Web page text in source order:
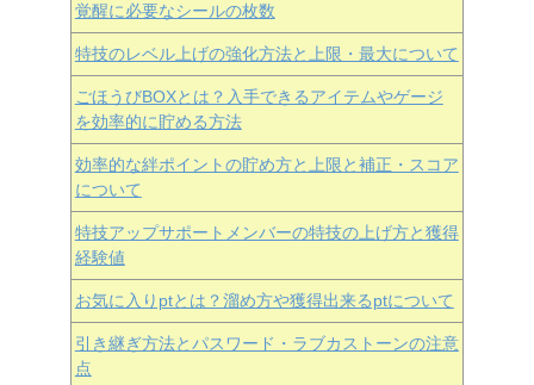
覚醒に必要なシールの枚数
特技のレベル上げの強化方法と上限・最大について
ごほうびBOXとは？入手できるアイテムやゲージ
を効率的に貯める方法
効率的な絆ポイントの貯め方と上限と補正・スコア
について
特技アップサポートメンバーの特技の上げ方と獲得
経験値
お気に入りptとは？溜め方や獲得出来るptについて
引き継ぎ方法とパスワード・ラブカストーンの注意
点